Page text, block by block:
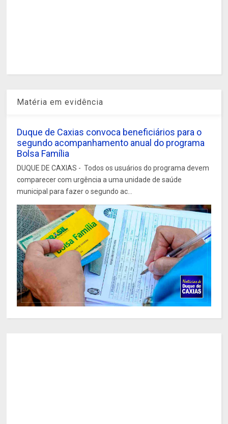
Matéria em evidência
Duque de Caxias convoca beneficiários para o
segundo acompanhamento anual do programa
Bolsa Família
DUQUE DE CAXIAS - Todos os usuários do programa devem
comparecer com urgência a uma unidade de saúde
municipal para fazer o segundo ac...